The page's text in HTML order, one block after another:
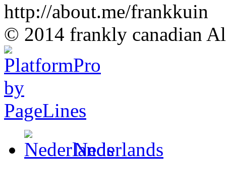
http://about.me/frankkuin
© 2014 frankly canadian
Nederlands